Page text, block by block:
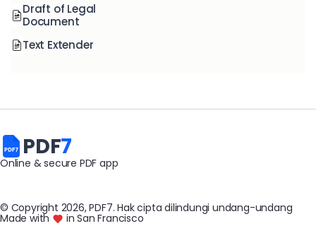
Draft of Legal
Document
Text Extender
PDF7
Online & secure PDF app
© Copyright 2026, PDF7.Hak cipta dilindungi undang-undang
Made with in San Francisco